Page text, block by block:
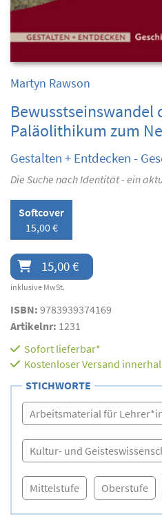
Martyn Rawson
Bewusstseinswandel
Paläolithikum zum
Gestalten + Entdecken -
Die Suche nach Identität - ein
Softcover
15,00 €
15,00 €
inklusive MwSt.
ISBN: 9783939374169
Artikelnr: 1231
Sofort lieferbar*
Kostenloser Versand
STICHWORTE
Arbeitsmaterial für
Kultur- und
Mittelstufe Oberstufe